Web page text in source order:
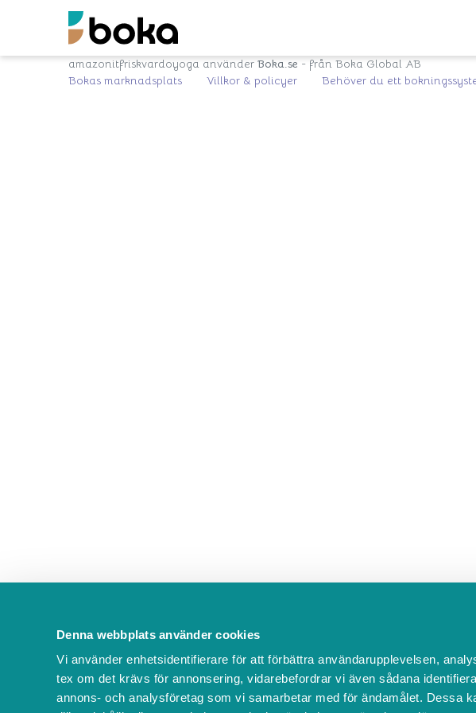
Denna webbplats använder cookies
Vi använder enhetsidentifierare för att förbättra användarupplevelsen,
tex om det krävs för annonsering, vidarebefordrar vi även sådana
annons- och analysföretag som vi samarbetar med för ändamålet. Dessa
amazonitfriskvardoyoga använder Boka.se - från Boka Global AB
Bokas marknadsplats
Villkor & policyer Behöver du ett